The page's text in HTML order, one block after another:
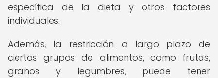
específica de la dieta y otros factores
individuales.
Además, la restricción a largo plazo de
ciertos grupos de alimentos, como frutas,
granos y legumbres, puede tener